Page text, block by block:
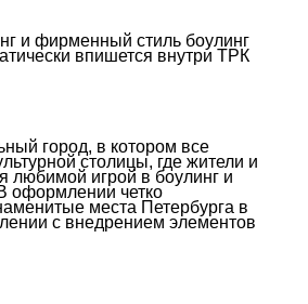
и фирменный стиль боулинг
впишется внутри ТРК
город, в котором все
столицы, где жители и
любимой игрой в боулинг и
оформлении четко
места Петербурга в
с внедрением элементов